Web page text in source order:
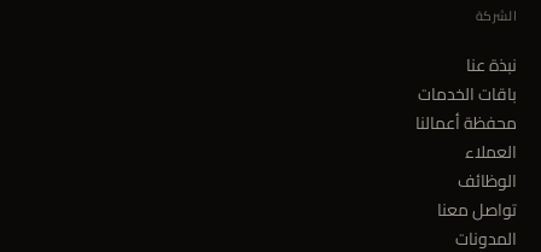
الشركة
نبذة عنا
باقات الخدمات
محفظة أعمالنا
العملاء
الوظائف
تواصل معنا
المدونات